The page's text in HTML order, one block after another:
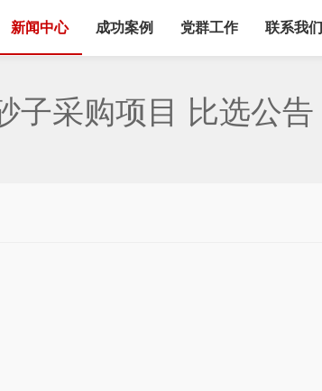
新闻中心 成功案例 党群工作 联系我们
子采购项目 比选公告